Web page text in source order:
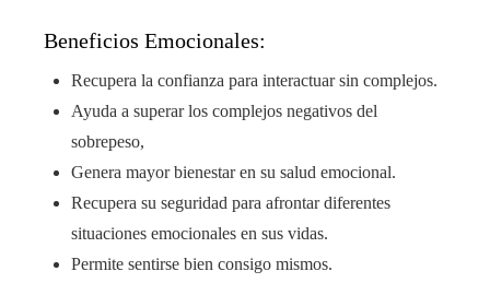
Beneficios Emocionales:
Recupera la confianza para interactuar sin complejos.
Ayuda a superar los complejos negativos del
sobrepeso,
Genera mayor bienestar en su salud emocional.
Recupera su seguridad para afrontar diferentes
situaciones emocionales en sus vidas.
Permite sentirse bien consigo mismos.